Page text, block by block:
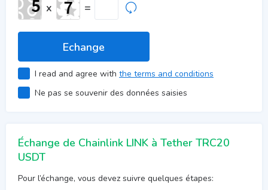
x =
I read and agree with the terms and conditions
Ne pas se souvenir des données saisies
Échange de Chainlink LINK à Tether TRC20
USDT
Pour l’échange, vous devez suivre quelques étapes: